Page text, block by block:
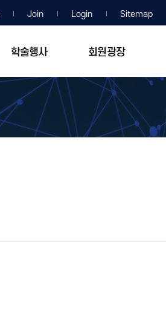
Join Login Sitemap
학술행사 회원광장